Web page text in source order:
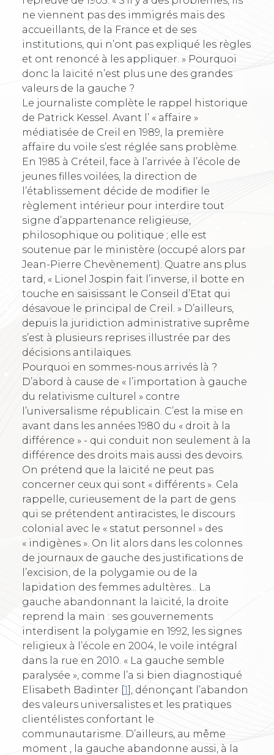
ne viennent pas des immigrés mais des
accueillants, de la France et de ses
institutions, qui n’ont pas expliqué les règles
et ont renoncé à les appliquer. » Pourquoi
donc la laïcité n’est plus une des grandes
valeurs de la gauche ?
Le journaliste complète le rappel historique
de Patrick Kessel. Avant l’ « affaire »
médiatisée de Creil en 1989, la première
affaire du voile s’est réglée sans problème.
En 1985 à Créteil, face à l’arrivée à l’école de
jeunes filles voilées, la direction de
l’établissement décide de modifier le
règlement intérieur pour interdire tout
signe d’appartenance religieuse,
philosophique ou politique ; elle est
soutenue par le ministère (occupé alors par
Jean-Pierre Chevènement). Quatre ans plus
tard, « Lionel Jospin fait l’inverse, il botte en
touche en saisissant le Conseil d’Etat qui
désavoue le principal de Creil. » D’ailleurs,
depuis la juridiction administrative suprême
s’est à plusieurs reprises illustrée par des
décisions antilaïques.
Pourquoi en sommes-nous arrivés là ?
D’abord à cause de « l’importation à gauche
du relativisme culturel » contre
l’universalisme républicain. C’est la mise en
avant dans les années 1980 du « droit à la
différence » - qui conduit non seulement à la
différence des droits mais aussi des devoirs.
On prétend que la laïcité ne peut pas
concerner ceux qui sont « différents ». Cela
rappelle, curieusement de la part de gens
qui se prétendent antiracistes, le discours
colonial avec le « statut personnel » des
« indigènes ». On lit alors dans les colonnes
de journaux de gauche des justifications de
l’excision, de la polygamie ou de la
lapidation des femmes adultères... La
gauche abandonnant la laïcité, la droite
reprend la main : ses gouvernements
interdisent la polygamie en 1992, les signes
religieux à l’école en 2004, le voile intégral
dans la rue en 2010. « La gauche semble
paralysée », comme l’a si bien diagnostiqué
Elisabeth Badinter [1] , dénonçant l’abandon
des valeurs universalistes et les pratiques
clientélistes confortant le
communautarisme. D’ailleurs, au même
moment , la gauche abandonne aussi, à la